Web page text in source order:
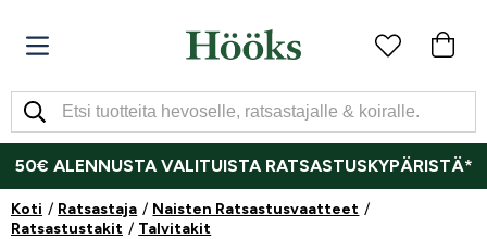
50€ ALENNUSTA VALITUISTA RATSASTUSKYPÄRISTÄ*
Koti Ratsastaja
Naisten Ratsastusvaatteet
Ratsastustakit
Talvitakit